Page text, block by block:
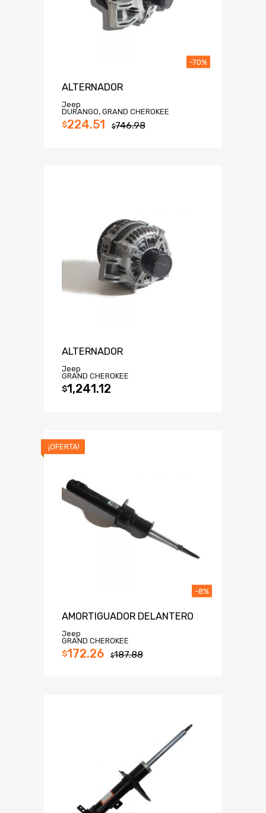
ALTERNADOR
Jeep
DURANGO, GRAND CHEROKEE
$746.98
$224.51
-70%
ALTERNADOR
Jeep
GRAND CHEROKEE
$1,241.12
¡OFERTA!
AMORTIGUADOR DELANTERO
Jeep
GRAND CHEROKEE
$187.88
$172.26
-8%